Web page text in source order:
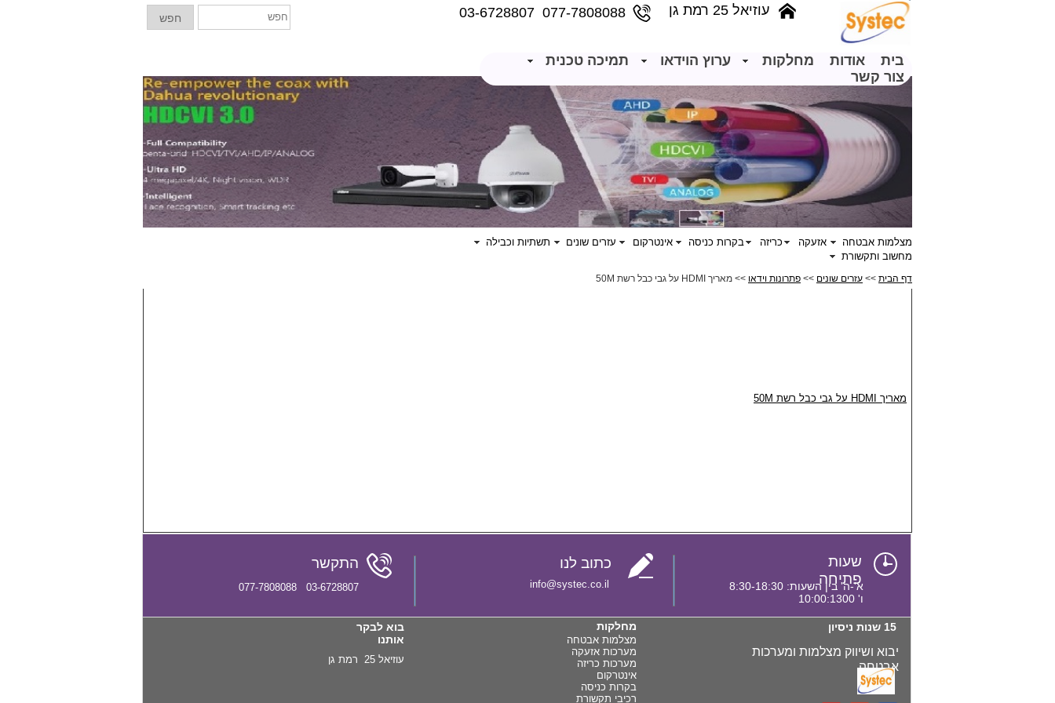
בית אודות מחלקות ערוץ הוידאו
תמיכה טכנית
צור קשר
חפש 077-7808088 03-6728807
מצלמות אבטחה אזעקה כריזה בקרות כניסה אינטרקום עזרים שונים
תשתיות וכבילה
מחשוב ותקשורת
עוזיאל 25 רמת גן
דף הבית >> עזרים שונים >> פתרונות וידאו >> מאריך HDMI על גבי כבל רשת 50M
מאריך HDMI על גבי כבל רשת 50M
15 שנות ניסיון
בוא לבקר
אותנו
מחלקות
עוזיאל 25 רמת גן
מצלמות אבטחה
מערכות אזעקה
מערכות כריזה
אינטרקום
בקרות כניסה
רכיבי תקשורת
יבוא ושיווק מצלמות ומערכות
אבטחה
שעות
פתיחה
כתוב לנו התקשר
א'-ה' בין השעות: 8:30-18:30
ו' 10:00:1300
03-6728807 077-7808088 info@systec.co.il